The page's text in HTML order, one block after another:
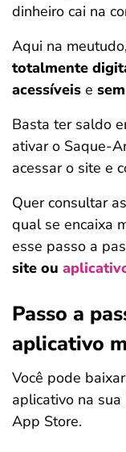
dinheiro cai na
Aqui na
totalmente
acessíveis e
Basta ter saldo
ativar o Saque-
acessar o site e
Quer consultar
qual se encaixa
esse passo a
site ou
Passo a
aplicativo
Você pode
aplicativo na
App Store.